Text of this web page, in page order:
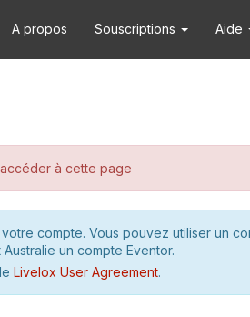
A propos Souscriptions Aide
à cette page
compte. Vous pouvez utiliser un
un compte Eventor.
Livelox User Agreement.